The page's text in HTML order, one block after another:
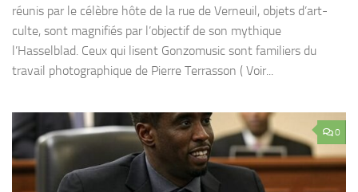
réunis par le célèbre hôte de la rue de Verneuil, objets d’art-
culte, sont magnifiés par l’objectif de son mythique
l’Hasselblad. Ceux qui lisent Gonzomusic sont familiers du
travail photographique de Pierre Terrasson ( Voir...
0